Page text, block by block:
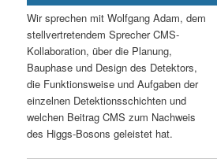
g
e
n
i
n
g
e
Wir sprechen mit Wolfgang Adam, dem
stellvertretendem Sprecher CMS-
Kollaboration, über die Planung,
Bauphase und Design des Detektors,
die Funktionsweise und Aufgaben der
einzelnen Detektionsschichten und
welchen Beitrag CMS zum Nachweis
des Higgs-Bosons geleistet hat.